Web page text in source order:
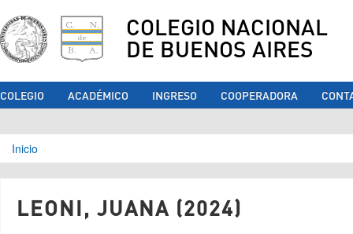
COLEGIO NACIONAL
DE BUENOS AIRES
COLEGIO ACADÉMICO INGRESO COOPERADORA
Se encuentra usted aquí
Inicio
LEONI, JUANA (2024)